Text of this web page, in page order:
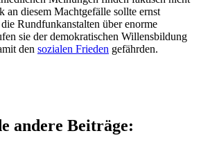
an diesem Machtgefälle sollte ernst
Rundfunkanstalten über enorme
sie der demokratischen Willensbildung
den sozialen Frieden gefährden.
andere Beiträge: